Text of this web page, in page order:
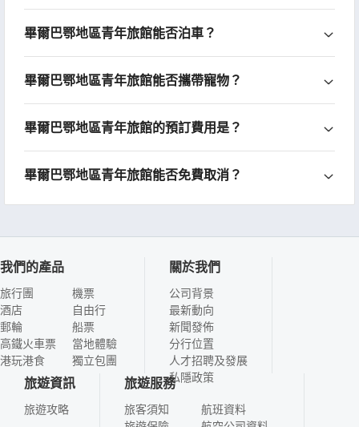
畢爾巴鄂地區青年旅館能否泊車？
畢爾巴鄂地區青年旅館能否攜帶寵物？
畢爾巴鄂地區青年旅館的預訂費用是？
畢爾巴鄂地區青年旅館能否免費取消？
我們的產品
旅行團
酒店
郵輪
高鐵火車票
港玩港食
機票
自由行
船票
當地體驗
獨立包團
關於我們
公司背景
最新動向
新聞發佈
分行位置
人才招聘及發展
私隱政策
旅遊資訊
旅遊攻略
旅遊服務
旅客須知
航班資料